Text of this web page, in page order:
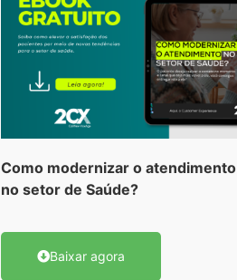
Como modernizaro atendimento
no setor de Saúde?
Baixar agora